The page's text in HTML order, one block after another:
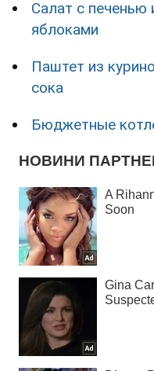
Салат с печенью
яблоками
Паштет из
сока
Бюджетные